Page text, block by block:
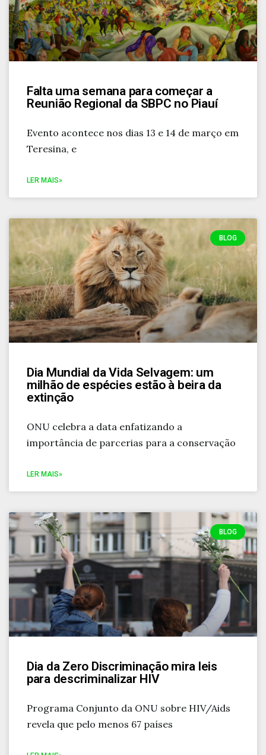
Falta uma semana para começar a
Reunião Regional da SBPC no Piauí
Evento acontece nos dias 13 e 14 de março em
Teresina, e
LER MAIS»
BLOG
Dia Mundial da Vida Selvagem: um
milhão de espécies estão à beira da
extinção
ONU celebra a data enfatizando a
importância de parcerias para a conservação
LER MAIS»
BLOG
Dia da Zero Discriminação mira leis
para descriminalizar HIV
Programa Conjunto da ONU sobre HIV/Aids
revela que pelo menos 67 países